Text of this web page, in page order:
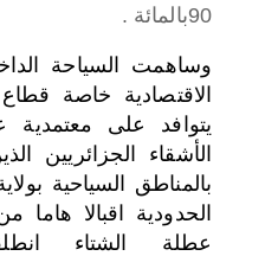
90بالمائة .
وساهمت السياحة
الاقتصادية خاصة قطاع
يتوافد على
الأشقاء الجزائريين
بالمناطق السياحية
الحدودية اقبالا هاما
عطلة الشتاء